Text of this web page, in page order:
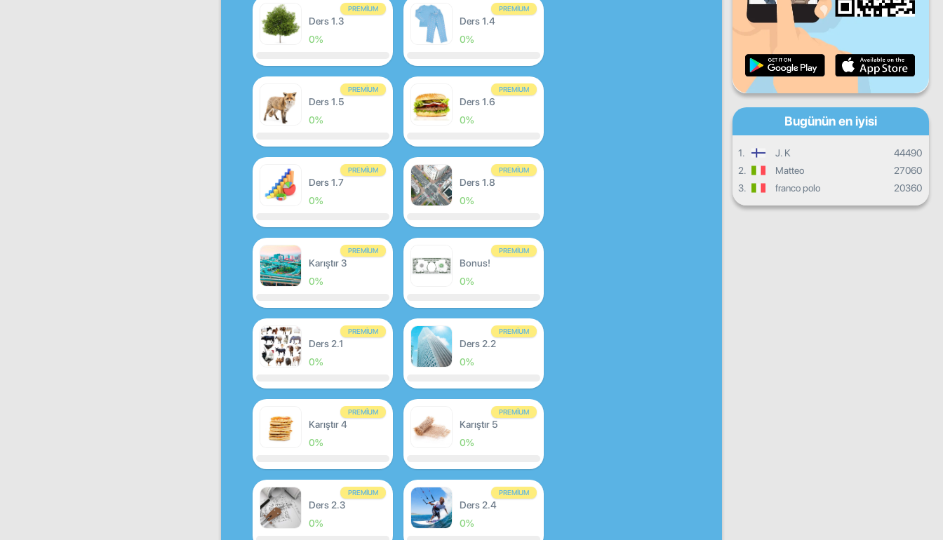
PREMIUM
Ders 1.3
0%
PREMIUM
Ders 1.4
0%
PREMIUM
Ders 1.5
0%
PREMIUM
Ders 1.6
0%
PREMIUM
Ders 1.7
0%
PREMIUM
Ders 1.8
0%
PREMIUM
Karıştır 3
0%
PREMIUM
Bonus!
0%
PREMIUM
Ders 2.1
0%
PREMIUM
Ders 2.2
0%
PREMIUM
Karıştır 4
0%
PREMIUM
Karıştır 5
0%
PREMIUM
Ders 2.3
0%
PREMIUM
Ders 2.4
0%
Aylık ilerleme
Genel ilerleme
Bugünün en iyisi
1. J. K
44490
2.
Matteo
27060
3.
franco polo 20360